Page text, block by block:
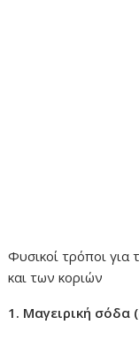
Φυσικοί τρόποι για
και των κοριών
1. Μαγειρική σόδα